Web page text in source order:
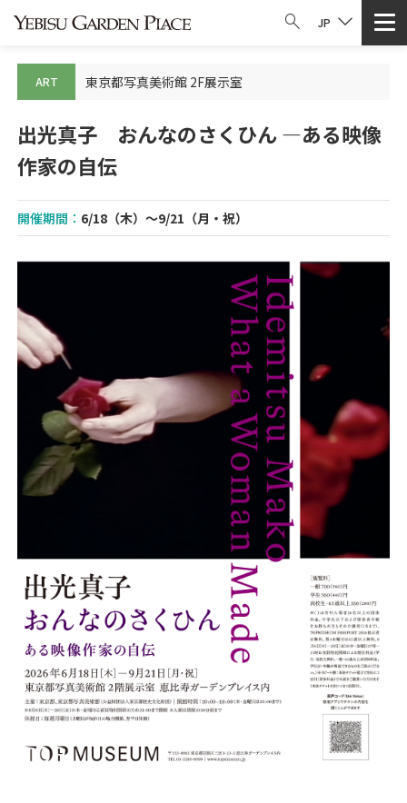
JP
ART 東京都写真美術館 2F展示室
出光真子 おんなのさくひん ―ある映像
作家の自伝
開催期間： 6/18（木）～9/21（月・祝）